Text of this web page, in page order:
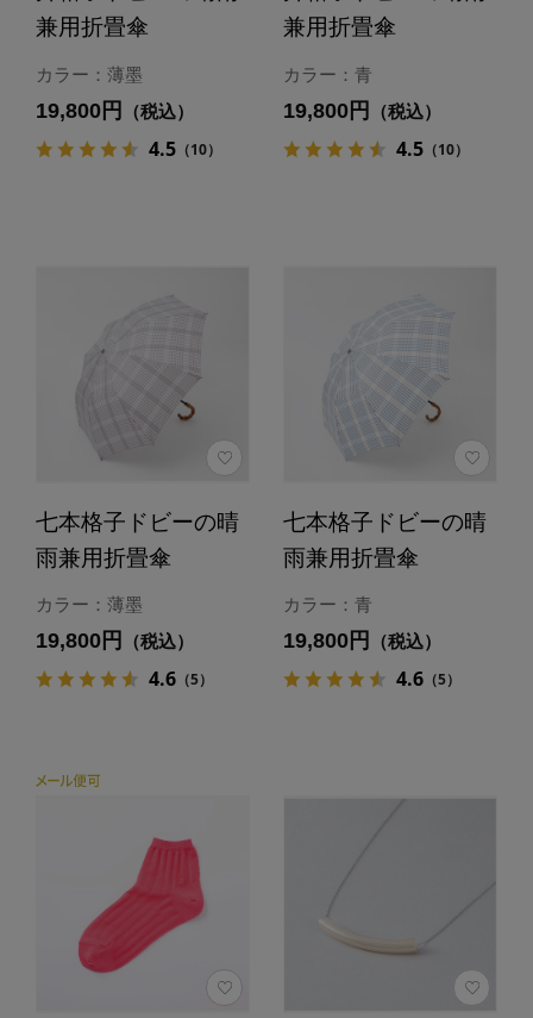
兼用折畳傘
カラー：薄墨
19,800円 （税込）
4.5（10）
兼用折畳傘
カラー：青
19,800円 （税込）
4.5（10）
七本格子ドビーの晴
雨兼用折畳傘
カラー：薄墨
19,800円 （税込）
4.6（5）
七本格子ドビーの晴
雨兼用折畳傘
カラー：青
19,800円 （税込）
4.6（5）